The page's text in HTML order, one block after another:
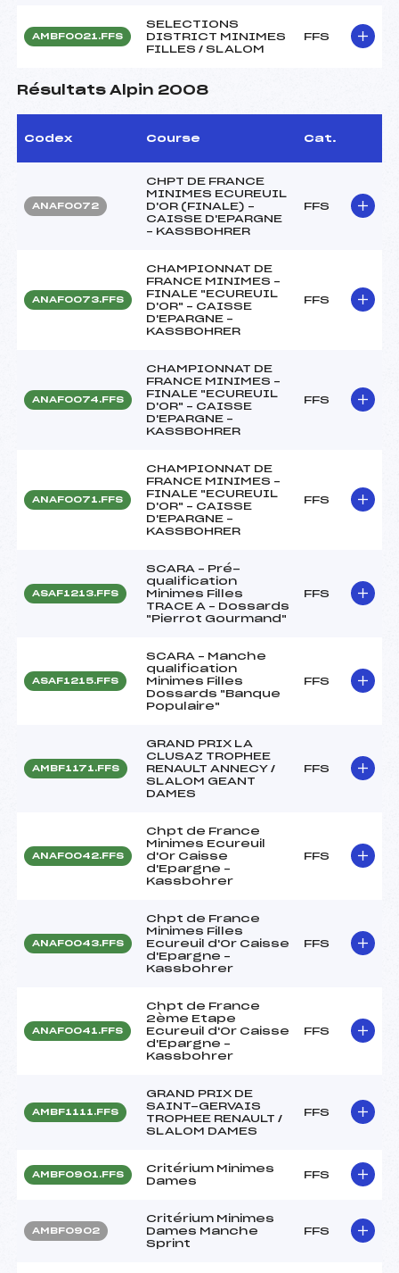
AMBF0021.FFS
SELECTIONS
DISTRICT MINIMES
FILLES / SLALOM
FFS
Résultats Alpin 2008
Codex Course Cat.
ANAF0072
CHPT DE FRANCE
MINIMES ECUREUIL
D'OR (FINALE) –
CAISSE D'EPARGNE
– KASSBOHRER
FFS
ANAF0073.FFS
CHAMPIONNAT DE
FRANCE MINIMES –
FINALE "ECUREUIL
D'OR" – CAISSE
D'EPARGNE –
KASSBOHRER
FFS
ANAF0074.FFS
CHAMPIONNAT DE
FRANCE MINIMES –
FINALE "ECUREUIL
D'OR" – CAISSE
D'EPARGNE –
KASSBOHRER
FFS
ANAF0071.FFS
CHAMPIONNAT DE
FRANCE MINIMES –
FINALE "ECUREUIL
D'OR" – CAISSE
D'EPARGNE –
KASSBOHRER
FFS
ASAF1213.FFS
SCARA – Pré-
qualification
Minimes Filles
TRACE A – Dossards
"Pierrot Gourmand"
FFS
ASAF1215.FFS
SCARA – Manche
qualification
Minimes Filles
Dossards "Banque
Populaire"
FFS
AMBF1171.FFS
GRAND PRIX LA
CLUSAZ TROPHEE
RENAULT ANNECY /
SLALOM GEANT
DAMES
FFS
ANAF0042.FFS
Chpt de France
Minimes Ecureuil
d'Or Caisse
d'Epargne –
Kassbohrer
FFS
ANAF0043.FFS
Chpt de France
Minimes Filles
Ecureuil d'Or Caisse
d'Epargne –
Kassbohrer
FFS
ANAF0041.FFS
Chpt de France
2ème Etape
Ecureuil d'Or Caisse
d'Epargne –
Kassbohrer
FFS
AMBF1111.FFS
GRAND PRIX DE
SAINT-GERVAIS
TROPHEE RENAULT /
SLALOM DAMES
FFS
AMBF0901.FFS
Critérium Minimes
Dames
FFS
AMBF0902
Critérium Minimes
Dames Manche
Sprint
FFS